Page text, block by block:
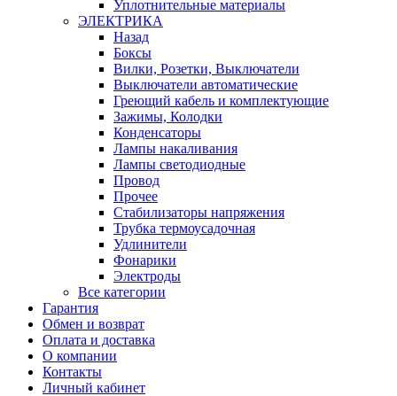
Уплотнительные материалы
ЭЛЕКТРИКА
Назад
Боксы
Вилки, Розетки, Выключатели
Выключатели автоматические
Греющий кабель и комплектующие
Зажимы, Колодки
Конденсаторы
Лампы накаливания
Лампы светодиодные
Провод
Прочее
Стабилизаторы напряжения
Трубка термоусадочная
Удлинители
Фонарики
Электроды
Все категории
Гарантия
Обмен и возврат
Оплата и доставка
О компании
Контакты
Личный кабинет